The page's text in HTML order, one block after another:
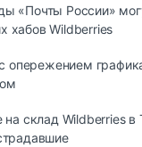
«Почты России»
хабов Wildberries
опережением
на склад Wildberries в